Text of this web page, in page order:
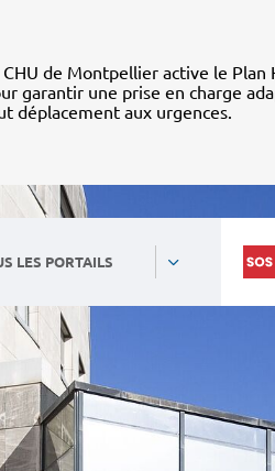
CHU de Montpellier active le Plan
garantir une prise en charge
déplacement aux urgences.
LES PORTAILS